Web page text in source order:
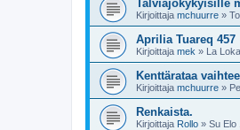
Talviajokykyisille
Kirjoittaja mchuurre »
Aprilia Tuareq 457
Kirjoittaja mek » La
Kenttärataa
Kirjoittaja mchuurre »
Renkaista.
Kirjoittaja Rollo » Su Elo